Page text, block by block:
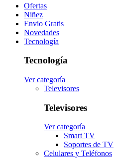
Ofertas
Niñez
Envio Gratis
Novedades
Tecnología
Tecnología
Ver categoría
Televisores
Televisores
Ver categoría
Smart TV
Soportes de TV
Celulares y Teléfonos